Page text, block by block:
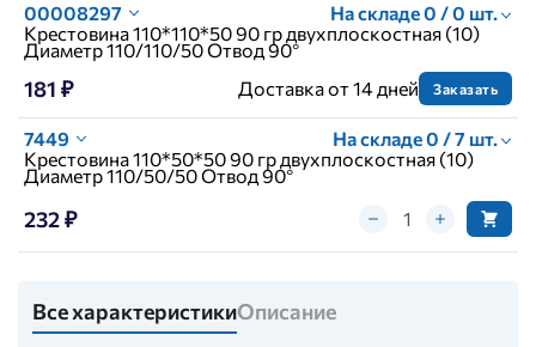
00008297
На складе 0 / 0 шт.
Крестовина 110*110*50 90 гр двухплоскостная (10)
Диаметр 110/110/50 Отвод 90°
181 ₽ Доставка от 14 дней Заказать
7449
На складе 0 / 7 шт.
Крестовина 110*50*50 90 гр двухплоскостная (10)
Диаметр 110/50/50 Отвод 90°
232 ₽
Все характеристикиОписание